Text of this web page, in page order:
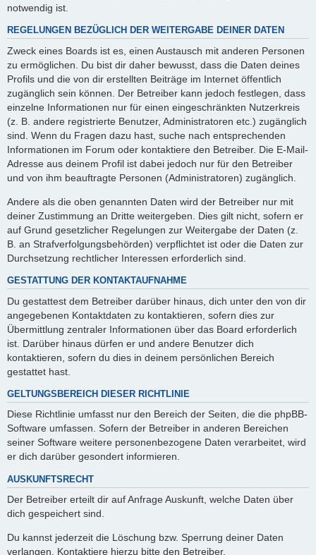
notwendig ist.
REGELUNGEN BEZÜGLICH DER WEITERGABE DEINER DATEN
Zweck eines Boards ist es, einen Austausch mit anderen Personen
zu ermöglichen. Du bist dir daher bewusst, dass die Daten deines
Profils und die von dir erstellten Beiträge im Internet öffentlich
zugänglich sein können. Der Betreiber kann jedoch festlegen, dass
einzelne Informationen nur für einen eingeschränkten Nutzerkreis
(z. B. andere registrierte Benutzer, Administratoren etc.) zugänglich
sind. Wenn du Fragen dazu hast, suche nach entsprechenden
Informationen im Forum oder kontaktiere den Betreiber. Die E-Mail-
Adresse aus deinem Profil ist dabei jedoch nur für den Betreiber
und von ihm beauftragte Personen (Administratoren) zugänglich.
Andere als die oben genannten Daten wird der Betreiber nur mit
deiner Zustimmung an Dritte weitergeben. Dies gilt nicht, sofern er
auf Grund gesetzlicher Regelungen zur Weitergabe der Daten (z.
B. an Strafverfolgungsbehörden) verpflichtet ist oder die Daten zur
Durchsetzung rechtlicher Interessen erforderlich sind.
GESTATTUNG DER KONTAKTAUFNAHME
Du gestattest dem Betreiber darüber hinaus, dich unter den von dir
angegebenen Kontaktdaten zu kontaktieren, sofern dies zur
Übermittlung zentraler Informationen über das Board erforderlich
ist. Darüber hinaus dürfen er und andere Benutzer dich
kontaktieren, sofern du dies in deinem persönlichen Bereich
gestattet hast.
GELTUNGSBEREICH DIESER RICHTLINIE
Diese Richtlinie umfasst nur den Bereich der Seiten, die die phpBB-
Software umfassen. Sofern der Betreiber in anderen Bereichen
seiner Software weitere personenbezogene Daten verarbeitet, wird
er dich darüber gesondert informieren.
AUSKUNFTSRECHT
Der Betreiber erteilt dir auf Anfrage Auskunft, welche Daten über
dich gespeichert sind.
Du kannst jederzeit die Löschung bzw. Sperrung deiner Daten
verlangen. Kontaktiere hierzu bitte den Betreiber.